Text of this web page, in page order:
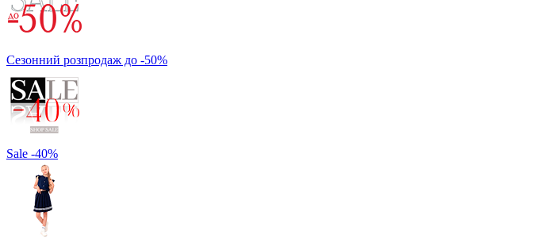
Сезонний розпродаж до -50%
Sale -40%